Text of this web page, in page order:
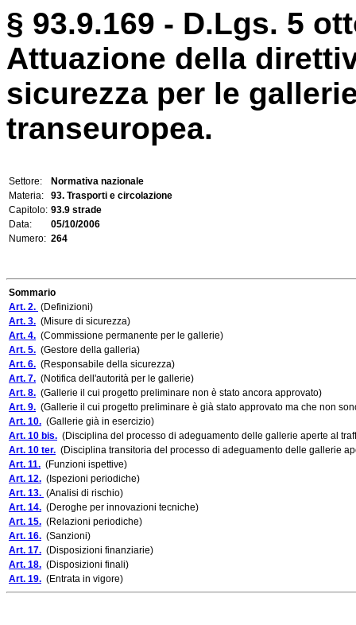
§ 93.9.169 - D.Lgs. 5
Attuazione della
sicurezza per le
transeuropea.
Settore:
Normativa nazionale
Materia:
93. Trasporti e circolazione
Capitolo: 93.9 strade
Data:
05/10/2006
Numero: 264
Sommario
Art. 2. (Definizioni)
Art. 3. (Misure di sicurezza)
Art. 4. (Commissione permanente per le gallerie)
Art. 5. (Gestore della galleria)
Art. 6. (Responsabile della sicurezza)
Art. 7. (Notifica dell'autorità per le gallerie)
Art. 8. (Gallerie il cui progetto preliminare non è stato ancora approvato)
Art. 9. (Gallerie il cui progetto preliminare è già stato approvato ma che non
Art. 10. (Gallerie già in esercizio)
Art. 10 bis. (Disciplina del processo di adeguamento delle gallerie aperte al
Art. 10 ter. (Disciplina transitoria del processo di adeguamento delle gallerie
Art. 11. (Funzioni ispettive)
Art. 12. (Ispezioni periodiche)
Art. 13. (Analisi di rischio)
Art. 14. (Deroghe per innovazioni tecniche)
Art. 15. (Relazioni periodiche)
Art. 16. (Sanzioni)
Art. 17. (Disposizioni finanziarie)
Art. 18. (Disposizioni finali)
Art. 19. (Entrata in vigore)